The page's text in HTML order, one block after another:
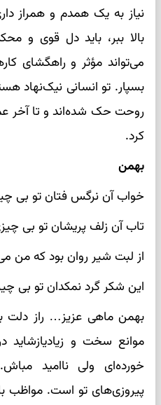
نیاز به یک همدم و همراز
بالا ببر، باید دل قوی و
می‌تواند مؤثر و راهگشای
بسپار. تو انسانی نیک‌نهاد
روحت حک شده‌اند و تا آخر
کرد.
بهمن
خواب آن نرگس فتان تو بی
تاب آن زلف پریشان تو بی
از لبت شیر روان بود که من
این شکر گرد نمکدان تو بی
بهمن ماهی عزیز… راز
موانع سخت و
خورده‌ای ولی ناامید
پیروزی‌های تو است. مواظب